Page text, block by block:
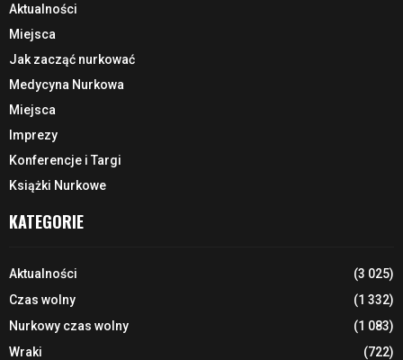
Aktualności
Miejsca
Jak zacząć nurkować
Medycyna Nurkowa
Miejsca
Imprezy
Konferencje i Targi
Książki Nurkowe
KATEGORIE
Aktualności
(3 025)
Czas wolny
(1 332)
Nurkowy czas wolny
(1 083)
Wraki
(722)